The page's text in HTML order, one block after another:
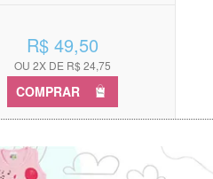
R$ 49,50
OU 2X DE R$ 24,75
COMPRAR